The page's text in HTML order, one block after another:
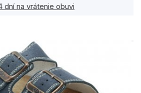
dní na vrátenie obuvi
PRODUKTY